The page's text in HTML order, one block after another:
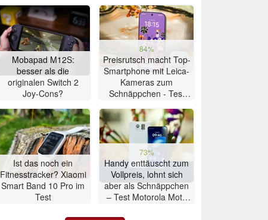
Mobapad M12S:
besser als die
originalen Switch 2
Joy-Cons?
84%
Preisrutsch macht Top-
Smartphone mit Leica-
Kameras zum
Schnäppchen - Test
Ist das noch ein
Fitnesstracker? Xiaomi
Smart Band 10 Pro im
Test
73%
Handy enttäuscht zum
Vollpreis, lohnt sich
aber als Schnäppchen
– Test Motorola Moto